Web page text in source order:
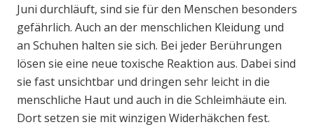
Juni durchläuft, sind sie für den Menschen besonders
gefährlich. Auch an der menschlichen Kleidung und
an Schuhen halten sie sich. Bei jeder Berührungen
lösen sie eine neue toxische Reaktion aus. Dabei sind
sie fast unsichtbar und dringen sehr leicht in die
menschliche Haut und auch in die Schleimhäute ein.
Dort setzen sie mit winzigen Widerhäkchen fest.